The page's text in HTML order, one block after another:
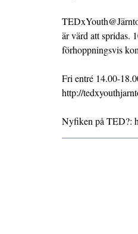
är värd att spridas.
förhoppningsvis
Fri entré 14.00-
http://
Nyfiken på TED?: